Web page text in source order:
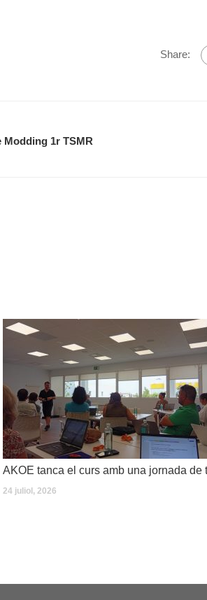
Share:
1r TSMR
24 juliol, 2026